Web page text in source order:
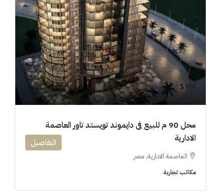
9M$
محل 90 م للبيع فى دايموند تويستد تاور العاصمة
الادارية
العاصمة الادارية, مصر
مكاتب تجارية
التفاصيل